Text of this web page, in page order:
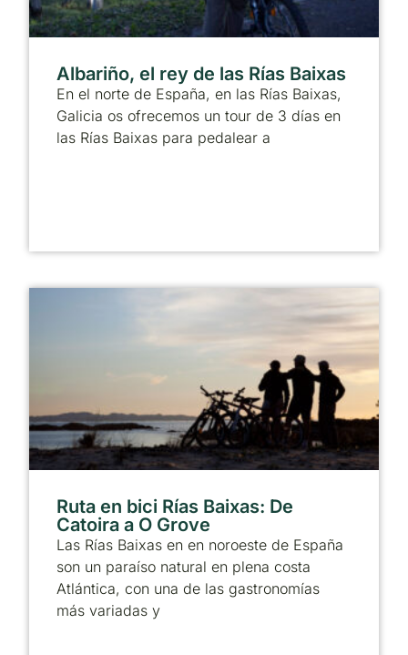
Albariño, el rey de las Rías Baixas
En el norte de España, en las Rías Baixas,
Galicia os ofrecemos un tour de 3 días en
las Rías Baixas para pedalear a
Ruta en bici Rías Baixas: De
Catoira a O Grove
Las Rías Baixas en en noroeste de España
son un paraíso natural en plena costa
Atlántica, con una de las gastronomías
más variadas y